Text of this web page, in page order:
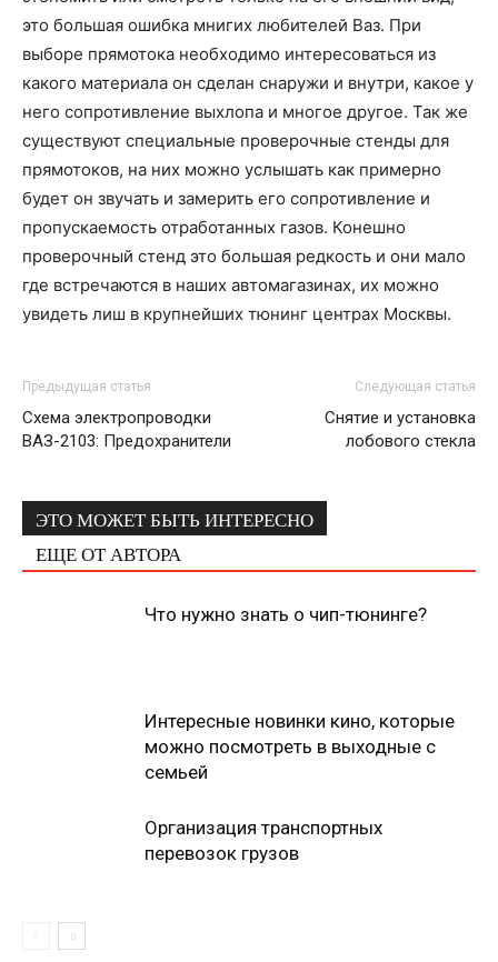
это большая ошибка мнигих любителей Ваз. При
выборе прямотока необходимо интересоваться из
какого материала он сделан снаружи и внутри, какое у
него сопротивление выхлопа и многое другое. Так же
существуют специальные проверочные стенды для
прямотоков, на них можно услышать как примерно
будет он звучать и замерить его сопротивление и
пропускаемость отработанных газов. Конешно
проверочный стенд это большая редкость и они мало
где встречаются в наших автомагазинах, их можно
увидеть лиш в крупнейших тюнинг центрах Москвы.
Предыдущая статья
Схема электропроводки
ВАЗ-2103: Предохранители
Следующая статья
Снятие и установка
лобового стекла
ЭТО МОЖЕТ БЫТЬ ИНТЕРЕСНО
ЕЩЕ ОТ АВТОРА
Что нужно знать о чип-тюнинге?
Интересные новинки кино, которые
можно посмотреть в выходные с
семьей
Организация транспортных
перевозок грузов